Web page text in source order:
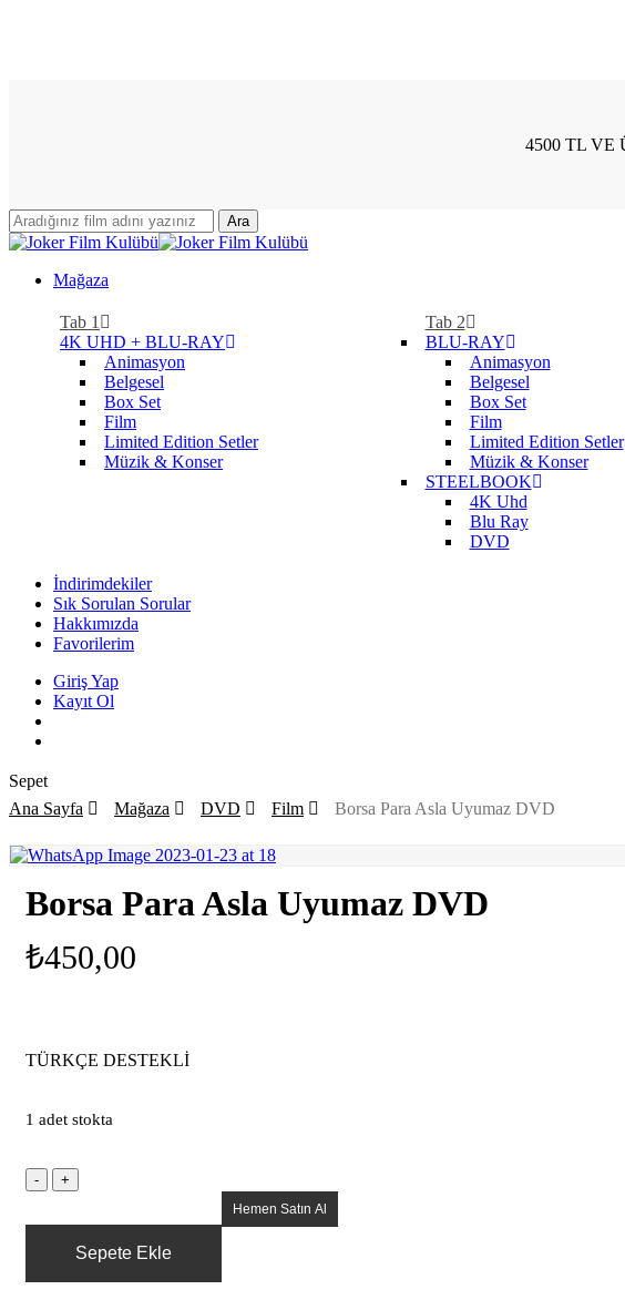
4500 TL VE
Ara
Close
search
account
Menu Mağaza
Tab 1
4K UHD + BLU-RAY
Animasyon
Belgesel
Box Set
Film
Limited Edition Setler
Müzik & Konser
Tab 2
BLU-RAY
Animasyon
Belgesel
Box Set
Film
Limited Edition Setler
Müzik & Konser
STEELBOOK
4K Uhd
Blu Ray
DVD
İndirimdekiler
Sık Sorulan Sorular
Hakkımızda
Favorilerim
Giriş Yap
Kayıt Ol
SepetClose
Cart
Ana Sayfa Mağaza DVD Film Borsa Para Asla Uyumaz DVD
Borsa Para Asla Uyumaz DVD
₺450,00
TÜRKÇE DESTEKLİ
1 adet stokta
Sepete Ekle
Hemen Satın Al